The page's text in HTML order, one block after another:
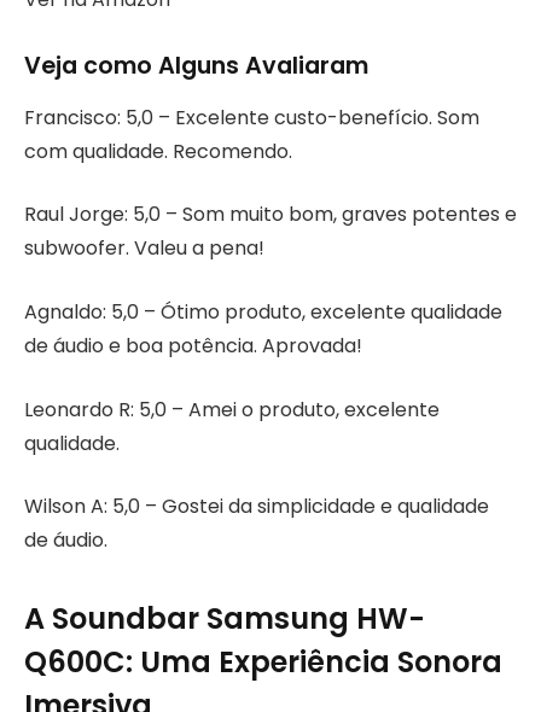
Veja como Alguns Avaliaram
Francisco: 5,0 – Excelente custo-benefício. Som
com qualidade. Recomendo.
Raul Jorge: 5,0 – Som muito bom, graves potentes e
subwoofer. Valeu a pena!
Agnaldo: 5,0 – Ótimo produto, excelente qualidade
de áudio e boa potência. Aprovada!
Leonardo R: 5,0 – Amei o produto, excelente
qualidade.
Wilson A: 5,0 – Gostei da simplicidade e qualidade
de áudio.
A Soundbar Samsung HW-
Q600C: Uma Experiência Sonora